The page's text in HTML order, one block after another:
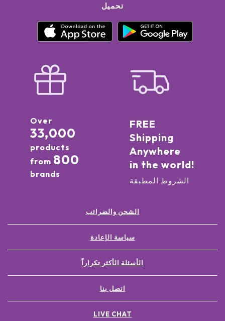
تحميل
Over
33,000
products
from 800
brands
FREE
Shipping
Anywhere
in the world!
الشروط المطبقة
الشحن والضرائب
سياسة الإعادة
الأسئلة الأكثر تكراراً
اتصل بنا
LIVE CHAT